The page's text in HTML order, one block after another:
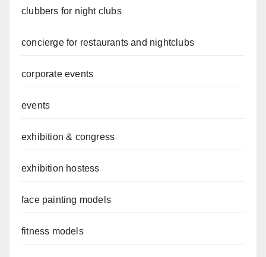
clubbers for night clubs
concierge for restaurants and nightclubs
corporate events
events
exhibition & congress
exhibition hostess
face painting models
fitness models